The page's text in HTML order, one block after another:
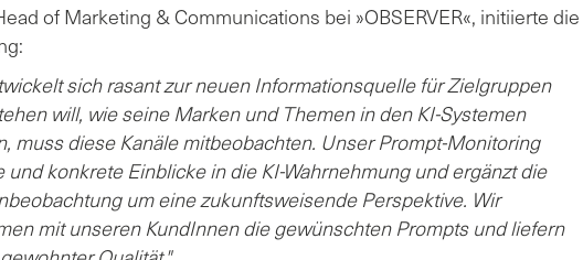
of Marketing & Communications bei »OBSERVER«, initiierte die
sich rasant zur neuen Informationsquelle für Zielgruppen
will, wie seine Marken und Themen in den KI-Systemen
muss diese Kanäle mitbeobachten. Unser Prompt-Monitoring
konkrete Einblicke in die KI-Wahrnehmung und ergänzt die
um eine zukunftsweisende Perspektive. Wir
mit unseren KundInnen die gewünschten Prompts und liefern